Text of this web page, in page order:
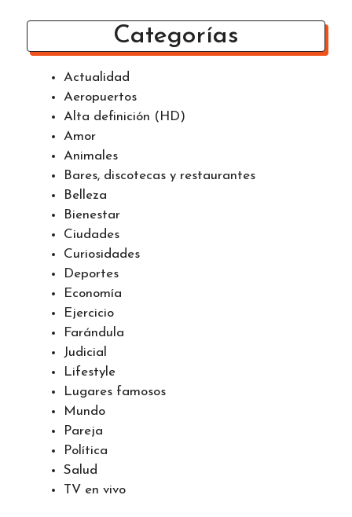
Categorías
Actualidad
Aeropuertos
Alta definición (HD)
Amor
Animales
Bares, discotecas y restaurantes
Belleza
Bienestar
Ciudades
Curiosidades
Deportes
Economía
Ejercicio
Farándula
Judicial
Lifestyle
Lugares famosos
Mundo
Pareja
Política
Salud
TV en vivo